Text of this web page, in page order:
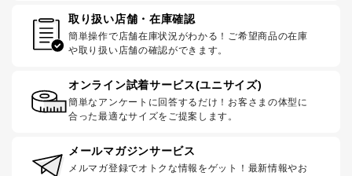
取り扱い店舗・在庫確認
簡単操作で店舗在庫状況がわかる！ご希望商品の在庫
や取り扱い店舗の確認ができます。
オンライン試着サービス(ユニサイズ)
簡単なアンケートに回答するだけ！お客さまの体型に
合った最適なサイズをご提案します。
メールマガジンサービス
メルマガ登録でオトクな情報をゲット！最新情報やお